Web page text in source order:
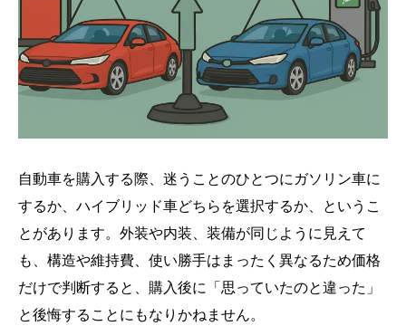
自動車を購入する際、迷うことのひとつにガソリン車に
するか、ハイブリッド車どちらを選択するか、というこ
とがあります。外装や内装、装備が同じように見えて
も、構造や維持費、使い勝手はまったく異なるため価格
だけで判断すると、購入後に「思っていたのと違った」
と後悔することにもなりかねません。